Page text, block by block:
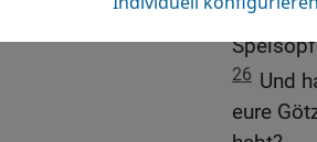
25 Habt
26 Und
eure